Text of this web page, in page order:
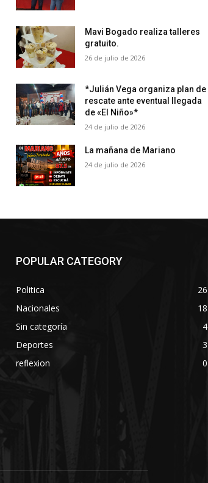
Mavi Bogado realiza talleres
gratuito.
26 de julio de 2026
*Julián Vega organiza plan de
rescate ante eventual llegada
de «El Niño»*
24 de julio de 2026
La mañana de Mariano
24 de julio de 2026
POPULAR CATEGORY
Politica
26
Nacionales
18
Sin categoría
4
Deportes
3
reflexion
0